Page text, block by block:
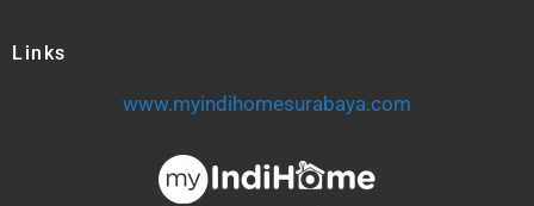
Links
www.myindihomesurabaya.com